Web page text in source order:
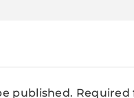
published. Required